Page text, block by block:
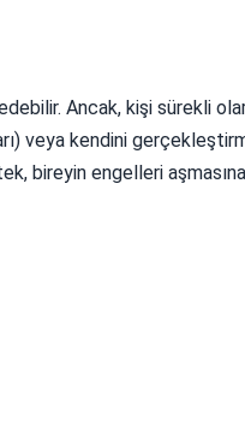
Ancak, kişi sürekli
veya kendini
bireyin engelleri